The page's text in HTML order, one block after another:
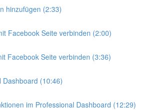
hinzufügen (2:33)
Facebook Seite verbinden (2:00)
Facebook Seite verbinden (3:36)
Dashboard (10:46)
im Professional Dashboard (12:29)